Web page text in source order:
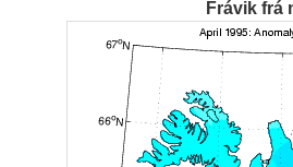
Frávik frá